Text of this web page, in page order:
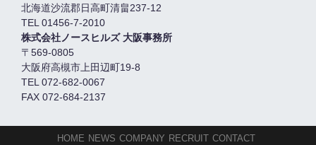
北海道沙流郡日高町清畠237-12
TEL 01456-7-2010
株式会社ノースヒルズ 大阪事務所
〒569-0805
大阪府高槻市上田辺町19-8
TEL 072-682-0067
FAX 072-684-2137
HOME NEWS COMPANY RECRUIT CONTACT